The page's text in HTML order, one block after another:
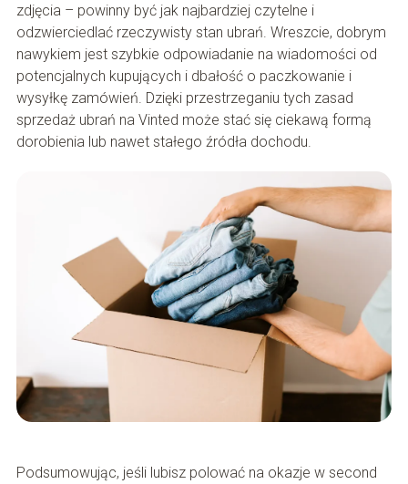
zdjęcia – powinny być jak najbardziej czytelne i
odzwierciedlać rzeczywisty stan ubrań. Wreszcie, dobrym
nawykiem jest szybkie odpowiadanie na wiadomości od
potencjalnych kupujących i dbałość o paczkowanie i
wysyłkę zamówień. Dzięki przestrzeganiu tych zasad
sprzedaż ubrań na Vinted może stać się ciekawą formą
dorobienia lub nawet stałego źródła dochodu.
Podsumowując, jeśli lubisz polować na okazje w second